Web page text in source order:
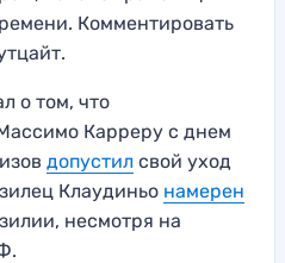
Комментировать
о том, что
Карреру с днем
допустил свой уход
Клаудиньо намерен
несмотря на